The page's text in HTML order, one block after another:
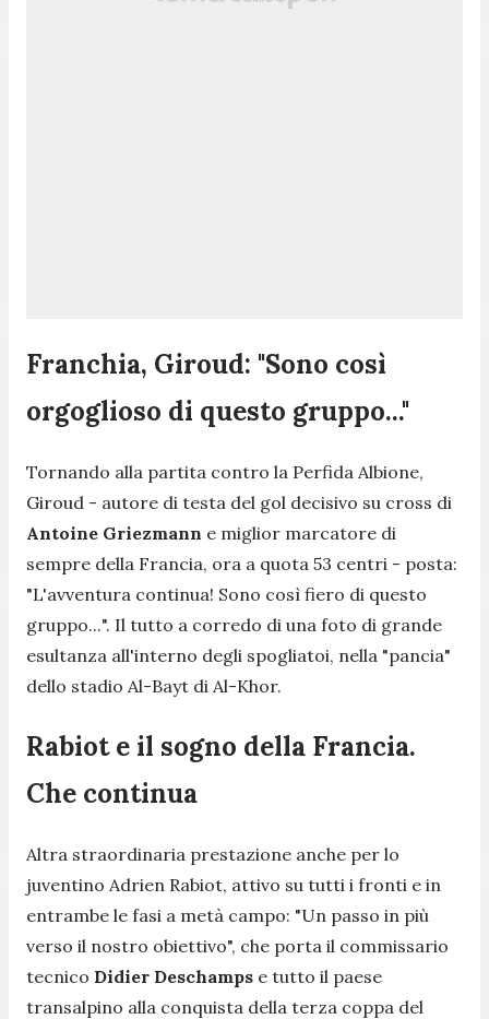
Franchia, Giroud: "Sono così
orgoglioso di questo gruppo..."
Tornando alla partita contro la Perfida Albione,
Giroud - autore di testa del gol decisivo su cross di
Antoine Griezmann e miglior marcatore di
sempre della Francia, ora a quota 53 centri - posta:
"L'avventura continua! Sono così fiero di questo
gruppo...". Il tutto a corredo di una foto di grande
esultanza all'interno degli spogliatoi, nella "pancia"
dello stadio Al-Bayt di Al-Khor.
Rabiot e il sogno della Francia.
Che continua
Altra straordinaria prestazione anche per lo
juventino Adrien Rabiot, attivo su tutti i fronti e in
entrambe le fasi a metà campo: "Un passo in più
verso il nostro obiettivo", che porta il commissario
tecnico Didier Deschamps e tutto il paese
transalpino alla conquista della terza coppa del